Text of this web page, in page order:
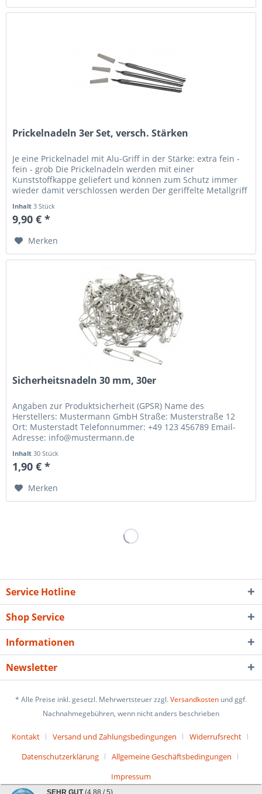
Prickelnadeln 3er Set, versch. Stärken
Je eine Prickelnadel mit Alu-Griff in der Stärke: extra fein -
fein - grob Die Prickelnadeln werden mit einer
Kunststoffkappe geliefert und können zum Schutz immer
wieder damit verschlossen werden Der geriffelte Metallgriff
Inhalt3 Stück
9,90 € *
Merken
Sicherheitsnadeln 30 mm, 30er
Angaben zur Produktsicherheit (GPSR) Name des
Herstellers: Mustermann GmbH Straße: Musterstraße 12
Ort: Musterstadt Telefonnummer: +49 123 456789 Email-
Adresse: info@mustermann.de
Inhalt30 Stück
1,90 € *
Merken
Service Hotline
Shop Service
Informationen
Newsletter
* Alle Preise inkl. gesetzl. Mehrwertsteuer zzgl.Versandkosten und ggf.
Nachnahmegebühren, wenn nicht anders beschrieben
Kontakt Versand und Zahlungsbedingungen
Widerrufsrecht
Datenschutzerklärung
Allgemeine Geschäftsbedingungen
Impressum
SEHR GUT (4.88 / 5)